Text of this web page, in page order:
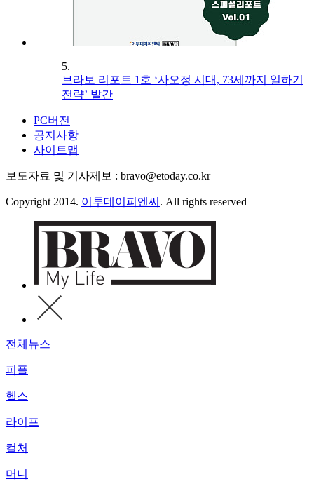
5.
브라보 리포트 1호 ‘사오정 시대, 73세까지 일하기
전략’ 발간
PC버전
공지사항
사이트맵
보도자료 및 기사제보 : bravo@etoday.co.kr
Copyright 2014. 이투데이피엔씨 . All rights reserved
전체뉴스
피플
헬스
라이프
컬처
머니